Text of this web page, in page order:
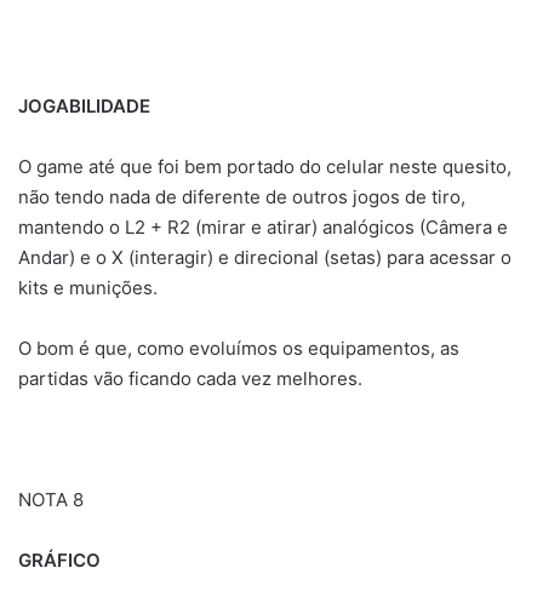
JOGABILIDADE
O game até que foi bem portado do celular neste quesito,
não tendo nada de diferente de outros jogos de tiro,
mantendo o L2 + R2 (mirar e atirar) analógicos (Câmera e
Andar) e o X (interagir) e direcional (setas) para acessar o
kits e munições.
O bom é que, como evoluímos os equipamentos, as
partidas vão ficando cada vez melhores.
NOTA 8
GRÁFICO